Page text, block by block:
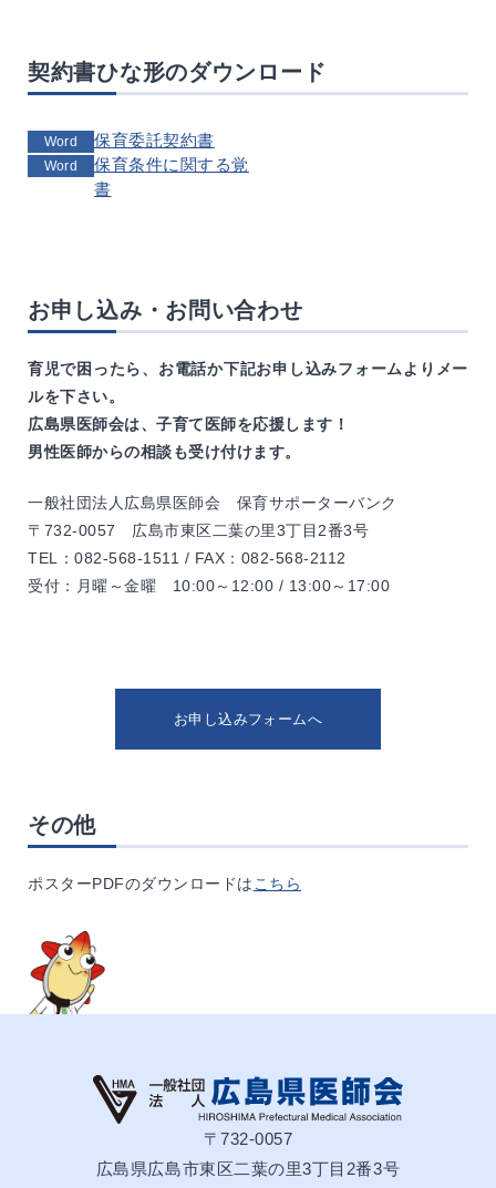
契約書ひな形のダウンロード
Word 保育委託契約書
Word
保育条件に関する覚
書
お申し込み・お問い合わせ
育児で困ったら、お電話か下記お申し込みフォームよりメー
ルを下さい。
広島県医師会は、子育て医師を応援します！
男性医師からの相談も受け付けます。
一般社団法人広島県医師会 保育サポーターバンク
〒732-0057 広島市東区二葉の里3丁目2番3号
TEL：082-568-1511 / FAX：082-568-2112
受付：月曜～金曜 10:00～12:00 / 13:00～17:00
お申し込みフォームへ
その他
ポスターPDFのダウンロードは こちら
〒732-0057
広島県広島市東区二葉の里3丁目2番3号